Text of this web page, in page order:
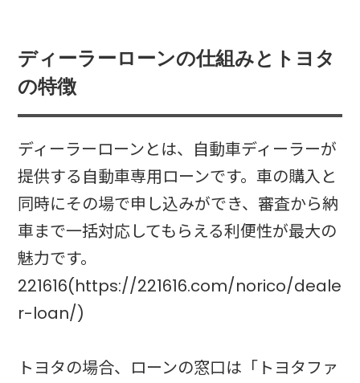
ディーラーローンの仕組みとトヨタ
の特徴
ディーラーローンとは、自動車ディーラーが
提供する自動車専用ローンです。車の購入と
同時にその場で申し込みができ、審査から納
車まで一括対応してもらえる利便性が最大の
魅力です。
221616(https://221616.com/norico/deale
r-loan/)
トヨタの場合、ローンの窓口は「トヨタファ